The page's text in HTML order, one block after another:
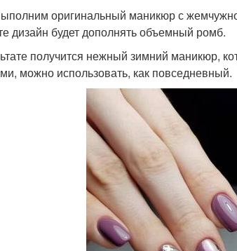
оригинальный маникюр с
дизайн будет дополнять объемный ромб.
получится нежный зимний маникюр,
можно использовать, как повседневный.